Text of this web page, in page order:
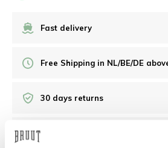
Fast delivery
Free Shipping in NL/BE/DE
30 days returns